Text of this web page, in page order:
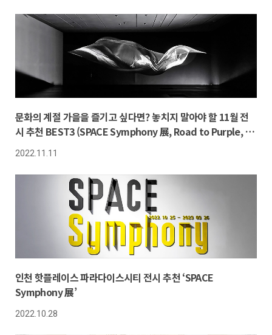
문화의 계절 가을을 즐기고 싶다면? 놓치지 말아야 할 11월 전
시 추천 BEST3 (SPACE Symphony 展, Road to Purple, 모
노포비아-외로움 공포증)
2022.11.11
인천 핫플레이스 파라다이스시티 전시 추천 ‘SPACE
Symphony 展’
2022.10.28